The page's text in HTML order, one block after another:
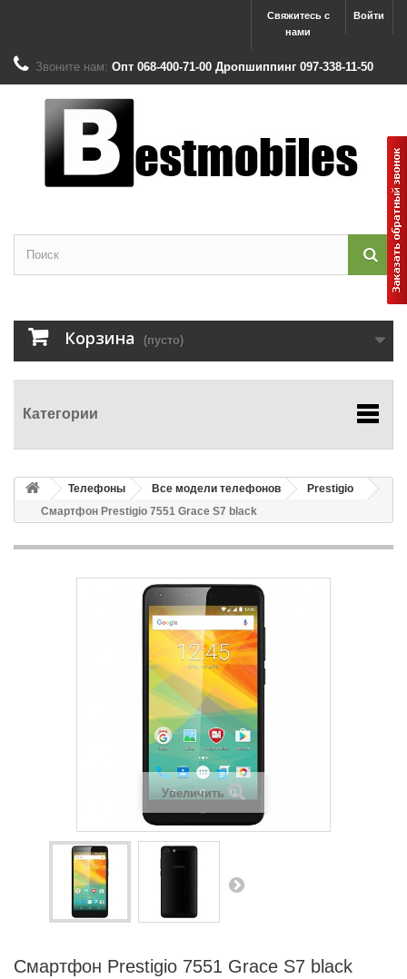
Войти
Свяжитесь с
нами
Звоните нам: Опт 068-400-71-00 Дропшиппинг 097-338-11-50
Корзина (пусто)
Категории
Телефоны Все модели телефонов
Prestigio
Смартфон Prestigio 7551 Grace S7 black
Увеличить
Смартфон Prestigio 7551 Grace S7 black